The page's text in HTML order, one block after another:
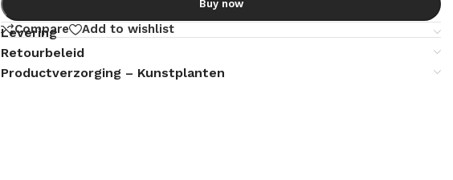
Buy now
Compare Add to wishlist
Levering
Retourbeleid
Productverzorging – Kunstplanten